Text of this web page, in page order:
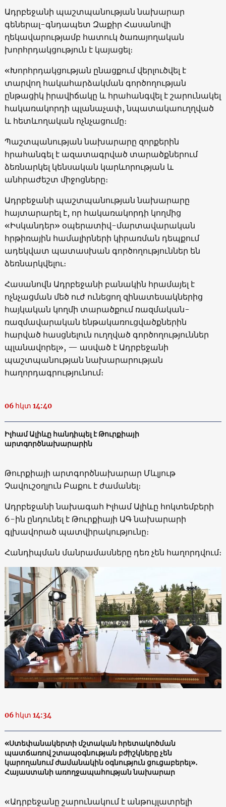
Ադրբեջանի պաշտպանության նախարար
գեներալ-գնդապետ Զաքիր Հասանովի
ղեկավարությամբ հատուկ ծառայողական
խորհրդակցություն է կայացել։
«Խորհրդակցության ընացքում վերլուծվել է
տարվող հակահարձակման գործողության
ընթացիկ իրավիճակը և հրահանգվել է շարունակել
հակառակորդի պլանաչափ, նպատակաուղղված
և հետևողական ոչնչացումը։
Պաշտպանության նախարարը զորքերին
հրահանգել է ազատագրված տարածքներում
ձեռնարկել կենսական կարևորության և
անհրաժեշտ միջոցները։
Ադրբեջանի պաշտպանության նախարարը
հայտարարել է, որ հակառակորդի կողմից
«Իսկանդեր» օպերատիվ-մարտավարական
հրթիռային համալիրների կիրառման դեպքում
ադեկվատ պատասխան գործողություններ են
ձեռնարկվելու։
Հասանովն Ադրբեջանի բանակին հրամայել է
ոչնչացման մեծ ուժ ունեցող զինատեսակներից
հայկական կողմի տարածքում ռազմական-
ռազմավարական ենթակառուցվածքներին
հարված հասցնելուն ուղղված գործողություններ
պլանավորել», — ասված է Ադրբեջանի
պաշտպանության նախարարության
հաղորդագրությունում։
06 հկտ 14:40
Իլհամ Ալիևը հանդիպել է Թուրքիայի
արտգործնախարարին
Թուրքիայի արտգործնախարար Մևլյութ
Չավուշօղլուն Բաքու է ժամանել։
Ադրբեջանի նախագահ Իլհամ Ալիևը հոկտեմբերի
6-ին ընդունել է Թուրքիայի ԱԳ նախարարի
գլխավորած պատվիրակությունը։
Հանդիպման մանրամասները դեռ չեն հաղորդվում։
06 հկտ 14:34
«Ստեփանակերտի մշտական հրետակոծման
պատճառով շտապօգնության բժիշկները չեն
կարողանում ժամանակին օգնություն ցուցաբերել»․
Հայաստանի առողջապահության նախարար
«Ադրբեջանը շարունակում է անթույլատրելի